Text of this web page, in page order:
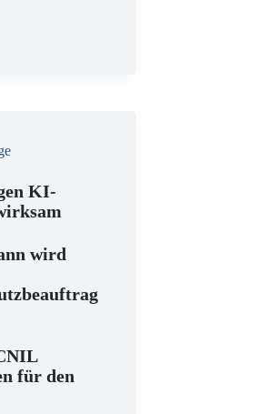
KI-
wird
für den